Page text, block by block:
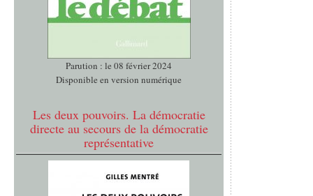
Parution : le 08 février 2024
Disponible en version numérique
Les deux pouvoirs. La démocratie
directe au secours de la démocratie
représentative